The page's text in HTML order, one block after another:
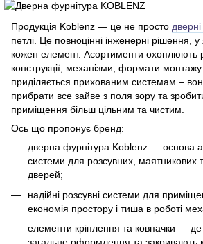
Продукція Koblenz — це не просто
петлі. Це повноцінні інженерні рішення,
кожен елемент. Асортименти охоплюють
конструкції, механізми, формати
приділяється прихованим системам –
прибрати все зайве з поля зору та
приміщення більш цільним та чистим.
Ось що пропонує бренд:
дверна фурнітура Koblenz — основа
системи для розсувних, маятникових
дверей;
надійні розсувні системи для
економія простору і тиша в роботі
елементи кріплення та ковпачки —